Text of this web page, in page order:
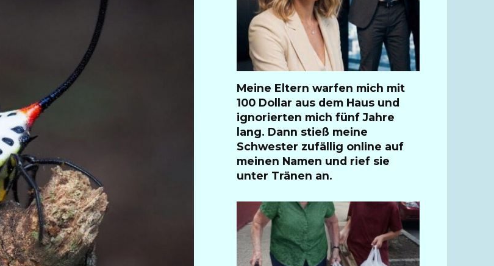
Meine Eltern warfen mich mit
100 Dollar aus dem Haus und
ignorierten mich fünf Jahre
lang. Dann stieß meine
Schwester zufällig online auf
meinen Namen und rief sie
unter Tränen an.